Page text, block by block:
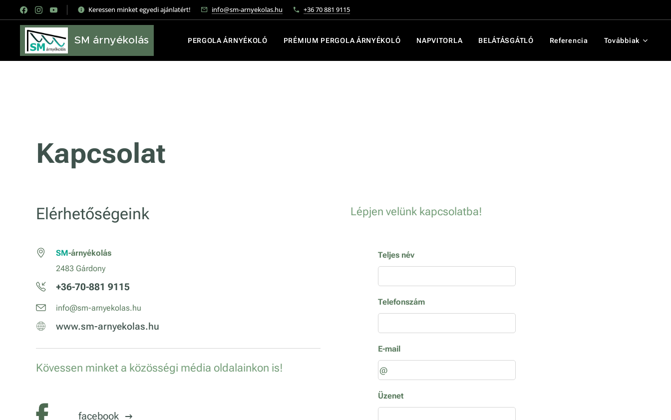
Keressen minket egyedi ajánlatért! info@sm-arnyekolas.hu +36 70 881 9115
SM árnyékolás PERGOLA ÁRNYÉKOLÓ PRÉMIUM PERGOLA ÁRNYÉKOLÓ NAPVITORLA BELÁTÁSGÁTLÓ Referencia Továbbiak
Kapcsolat
Elérhetőségeink
SM-árnyékolás
2483 Gárdony
+36-70-881 9115
info@sm-arnyekolas.hu
www.sm-arnyekolas.hu
Kövessen minket a közösségi média oldalainkon is!
facebook
Lépjen velünk kapcsolatba!
Teljes név
Telefonszám
E-mail
Üzenet